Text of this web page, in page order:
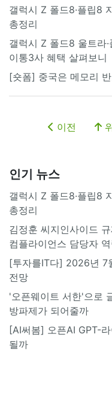
갤럭시 Z 폴드8·플립8
총정리
갤럭시 Z 폴드8 울트라
이통3사 혜택 살펴보니
[숏폼] 중국은 메모리
이전
인기 뉴스
갤럭시 Z 폴드8·플립8
총정리
김정훈 씨지인사이드
컴플라이언스 담당자
[투자를IT다] 2026년 7
전망
'오픈웨이트 서한'으로
방파제가 되어줄까
[AI써봄] 오픈AI GPT-
될까